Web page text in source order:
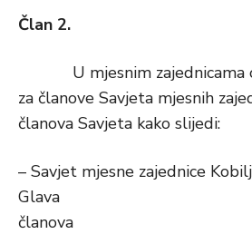
Član 2.
U mjesnim zajednicama
za članove Savjeta mjesnih
članova Savjeta kako slijedi:
– Savjet mjesne zajednice
članova